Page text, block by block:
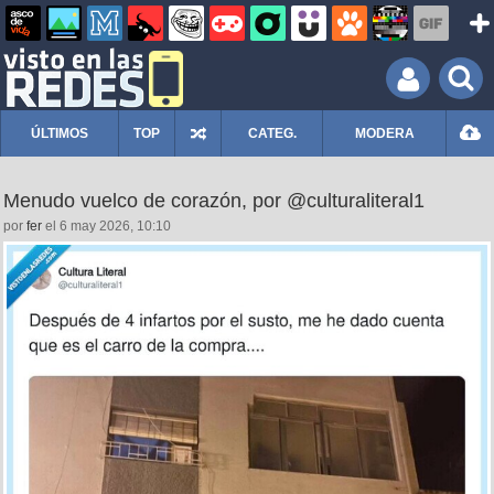
ÚLTIMOS TOP CATEG. MODERA
Menudo vuelco de corazón, por @culturaliteral1
por fer el 6 may 2026, 10:10